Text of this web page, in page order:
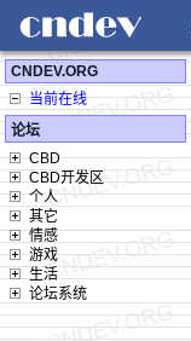
CNDEV.ORG
当前在线
论坛
CBD
CBD开发区
个人
其它
情感
游戏
生活
论坛系统